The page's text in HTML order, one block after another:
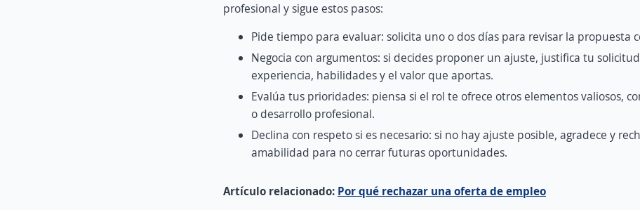
profesional y sigue estos pasos:
Pide tiempo para evaluar: solicita uno o dos días para revisar la propuesta
Negocia con argumentos: si decides proponer un ajuste, justifica tu
experiencia, habilidades y el valor que aportas.
Evalúa tus prioridades: piensa si el rol te ofrece otros elementos valiosos,
o desarrollo profesional.
Declina con respeto si es necesario: si no hay ajuste posible, agradece y
amabilidad para no cerrar futuras oportunidades.
Artículo relacionado: Por qué rechazar una oferta de empleo